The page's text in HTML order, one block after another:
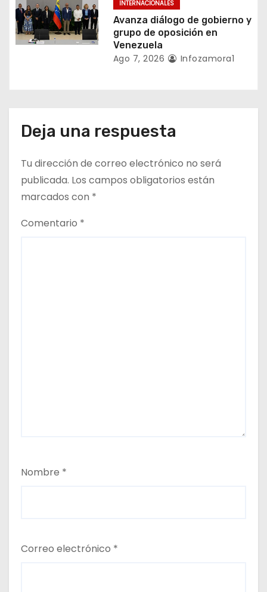
d
a
INTERNACIONALES
Avanza diálogo de gobierno y
grupo de oposición en
Venezuela
Ago 7, 2026 Infozamora1
Deja una respuesta
Tu dirección de correo electrónico no será
publicada. Los campos obligatorios están
marcados con *
Comentario *
Nombre *
Correo electrónico *